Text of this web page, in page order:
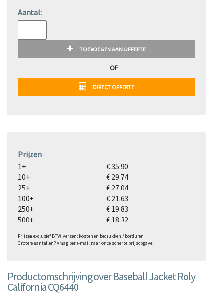
Aantal:
TOEVOEGEN AAN OFFERTE
OF
DIRECT OFFERTE
Prijzen
1+
€ 35.90
10+
€ 29.74
25+
€ 27.04
100+
€ 21.63
250+
€ 19.83
500+
€ 18.32
Prijzen exclusief BTW, verzendkosten en bedrukken / borduren
Grotere aantallen? Vraag per e-mail naar onze scherpe prijsopgave.
Productomschrijving over Baseball Jacket Roly
California CQ6440